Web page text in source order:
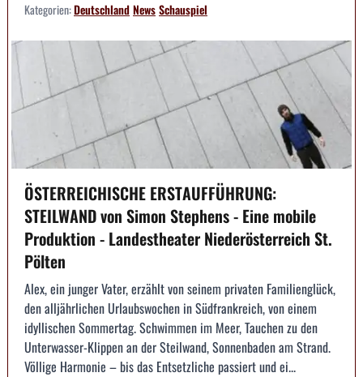
Kategorien:DeutschlandNewsSchauspiel
ÖSTERREICHISCHE ERSTAUFFÜHRUNG:
STEILWAND von Simon Stephens - Eine mobile
Produktion - Landestheater Niederösterreich St.
Pölten
Alex, ein junger Vater, erzählt von seinem privaten Familienglück,
den alljährlichen Urlaubswochen in Südfrankreich, von einem
idyllischen Sommertag. Schwimmen im Meer, Tauchen zu den
Unterwasser-Klippen an der Steilwand, Sonnenbaden am Strand.
Völlige Harmonie – bis das Entsetzliche passiert und ei...